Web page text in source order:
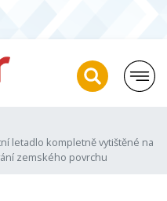
letadlo kompletně vytištěné na
zemského povrchu